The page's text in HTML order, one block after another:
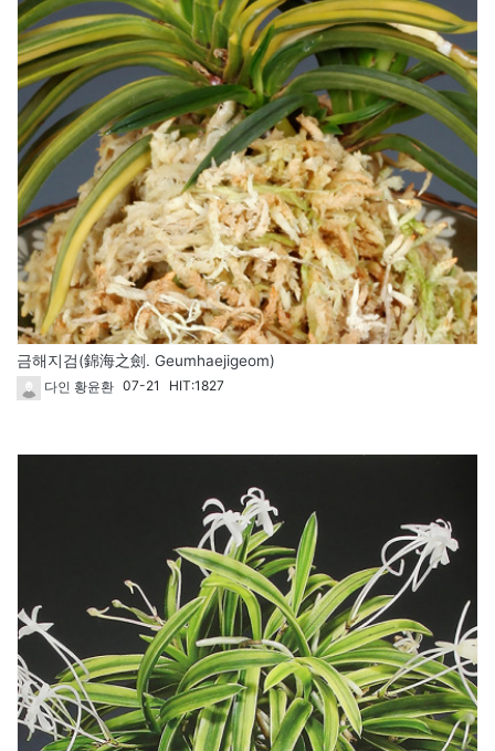
금해지검(錦海之劍. Geumhaejigeom)
다인 황윤환 07-21 HIT:1827